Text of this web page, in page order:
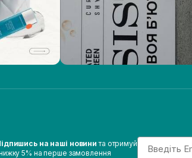
на наші новини та отримуй
5% на перше замовлення
Email